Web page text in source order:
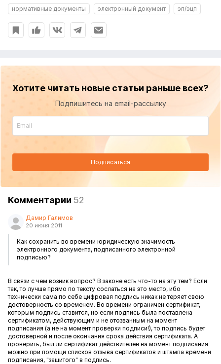
нормативные документы электронный документ эп/эцп
Хотите читать новые статьи раньше всех?
Подпишитесь на email-рассылку
Подписаться
Комментарии 52
Дамир Галимов
20 июня 2011
Как сохранить во времени юридическую значимость
электронного документа, подписанного электронной
подписью?
В связи с чем возник вопрос? В законе есть что-то на эту тем? Если
так, то лучше прямо по тексту сослаться на это место, ибо
технически сама по себе цифровая подпись никак не теряет свою
достоверность со временем. Во времени ограничен сертификат,
которым подпись ставится, но если подпись была поставлена
сертификатом, действующим и не отозванным на момент
подписания (а не на момент проверки подписи!), то подпись будет
достоверной и после окончания срока действия сертификата. А
проверить, был ли сертификат действителен на момент подписания
можно при помощи списков отзыва сертификатов и штампа времени
подписания, "зашитого" в подпись.